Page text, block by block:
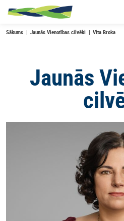
Skip to main content
Sākums Jaunās Vienotības cilvēki Vita Broka
Jaunās